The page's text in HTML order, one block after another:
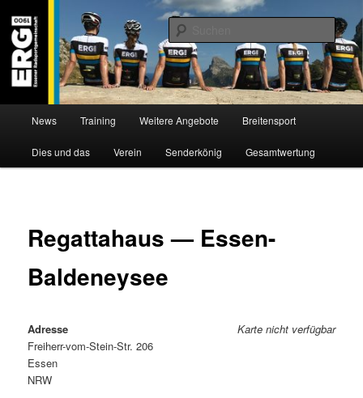
Inhalt
wechseln
ERG 1900 e.V
Willkommen bei der Essener Radsportgemeinschaft
News Training Weitere Angebote Breitensport
Dies und das Verein Senderkönig Gesamtwertung
Regattahaus — Essen-
Baldeneysee
Karte nicht verfügbar
Adresse
Freiherr-vom-Stein-Str. 206
Essen
NRW